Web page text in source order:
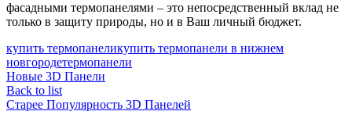
фасадными термопанелями – это непосредственный вклад не
только в защиту природы, но и в Ваш личный бюджет.
купить термопанеликупить термопанели в нижнем
новгородетермопанели
Новые 3D Панели
Back to list
Старее Популярность 3D Панелей